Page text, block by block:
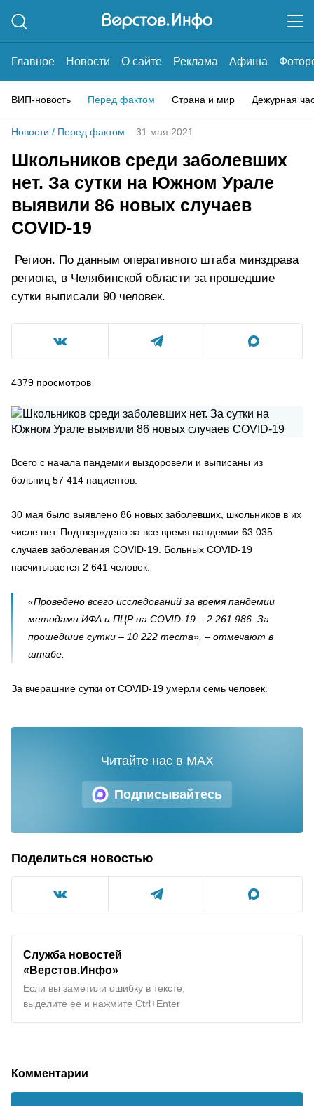
Главное Новости О сайте Реклама Афиша
ВИП-новость Перед фактом Страна и мир Дежурная
Новости / Перед фактом 31 мая 2021
Школьников среди заболевших
нет. За сутки на Южном Урале
выявили 86 новых случаев
COVID-19
Регион. По данным оперативного штаба минздрава
региона, в Челябинской области за прошедшие
сутки выписали 90 человек.
4379 просмотров
Всего с начала пандемии выздоровели и выписаны из
больниц 57 414 пациентов.
30 мая было выявлено 86 новых заболевших, школьников в их
числе нет. Подтверждено за все время пандемии 63 035
случаев заболевания COVID-19. Больных COVID-19
насчитывается 2 641 человек.
«Проведено всего исследований за время пандемии
методами ИФА и ПЦР на COVID-19 – 2 261 986. За
прошедшие сутки – 10 222 теста», – отмечают в
штабе.
За вчерашние сутки от COVID-19 умерли семь человек.
Подписывайтесь
Читайте нас в MAX
Поделиться новостью
Служба новостей
«Верстов.Инфо»
Если вы заметили ошибку в тексте,
выделите ее и нажмите Ctrl+Enter
Комментарии